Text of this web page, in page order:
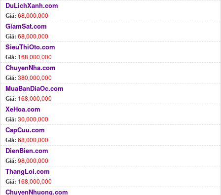
DuLichXanh.com
Giá: 68,000,000
GiamSat.com
Giá: 68,000,000
SieuThiOto.com
Giá: 168,000,000
ChuyenNha.com
Giá: 380,000,000
MuaBanDiaOc.com
Giá: 168,000,000
XeHoa.com
Giá: 30,000,000
CapCuu.com
Giá: 68,000,000
DienBien.com
Giá: 98,000,000
ThangLoi.com
Giá: 168,000,000
ChuyenNhuong.com